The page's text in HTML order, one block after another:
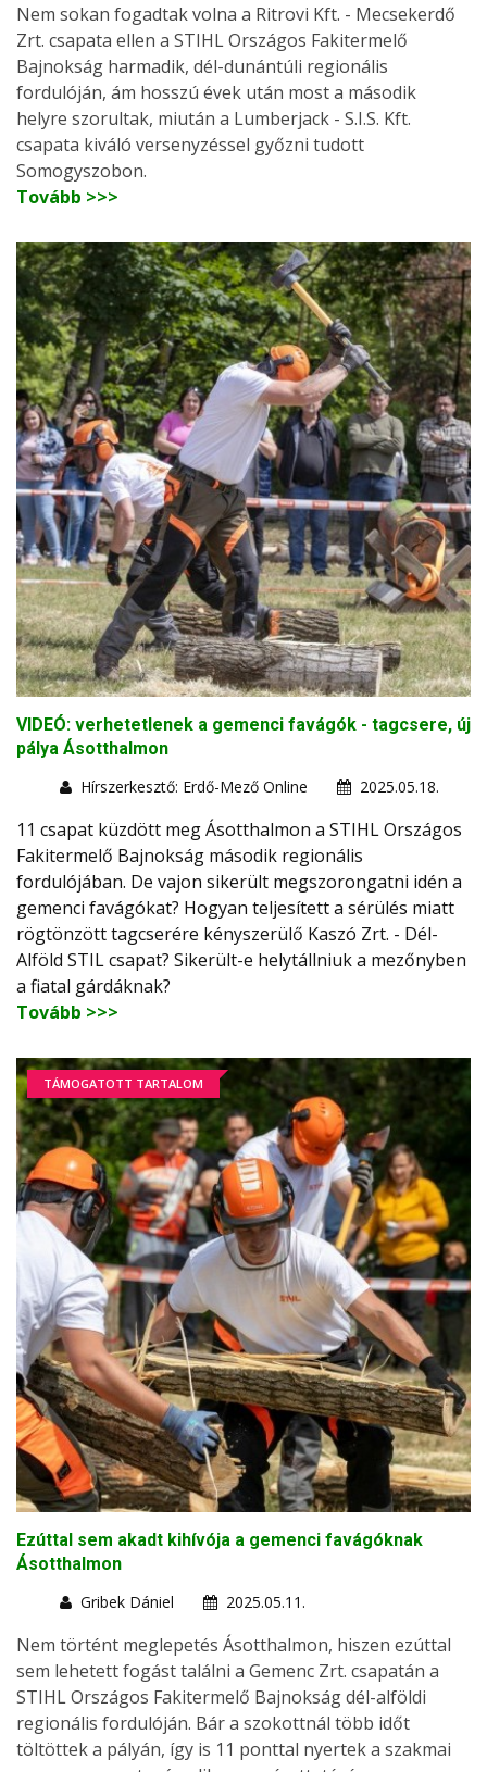
Nem sokan fogadtak volna a Ritrovi Kft. - Mecsekerdő
Zrt. csapata ellen a STIHL Országos Fakitermelő
Bajnokság harmadik, dél-dunántúli regionális
fordulóján, ám hosszú évek után most a második
helyre szorultak, miután a Lumberjack - S.I.S. Kft.
csapata kiváló versenyzéssel győzni tudott
Somogyszobon.
Tovább >>>
VIDEÓ: verhetetlenek a gemenci favágók - tagcsere, új
pálya Ásotthalmon
Hírszerkesztő: Erdő-Mező Online
2025.05.18.
11 csapat küzdött meg Ásotthalmon a STIHL Országos
Fakitermelő Bajnokság második regionális
fordulójában. De vajon sikerült megszorongatni idén a
gemenci favágókat? Hogyan teljesített a sérülés miatt
rögtönzött tagcserére kényszerülő Kaszó Zrt. - Dél-
Alföld STIL csapat? Sikerült-e helytállniuk a mezőnyben
a fiatal gárdáknak?
Tovább >>>
TÁMOGATOTT TARTALOM
Ezúttal sem akadt kihívója a gemenci favágóknak
Ásotthalmon
Gribek Dániel
2025.05.11.
Nem történt meglepetés Ásotthalmon, hiszen ezúttal
sem lehetett fogást találni a Gemenc Zrt. csapatán a
STIHL Országos Fakitermelő Bajnokság dél-alföldi
regionális fordulóján. Bár a szokottnál több időt
töltöttek a pályán, így is 11 ponttal nyertek a szakmai